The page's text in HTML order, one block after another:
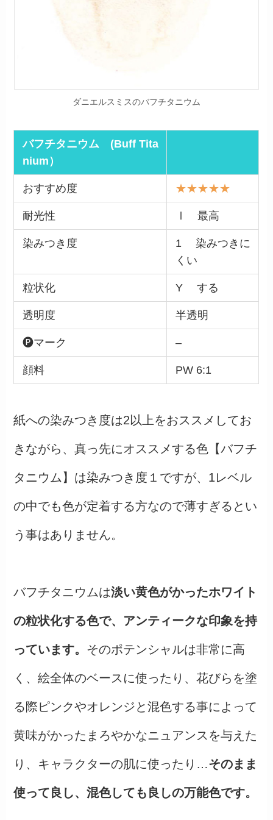
ダニエルスミスのバフチタニウム
バフチタニウム (Buff Tita
nium）
おすすめ度 ★★★★★
耐光性 Ⅰ 最高
染みつき度
1 染みつきに
くい
粒状化 Y する
透明度 半透明
🅟マーク –
顔料 PW 6:1
紙への染みつき度は2以上をおススメしてお
きながら、真っ先にオススメする色【バフチ
タニウム】は染みつき度１ですが、1レベル
の中でも色が定着する方なので薄すぎるとい
う事はありません。
バフチタニウムは淡い黄色がかったホワイト
の粒状化する色で、アンティークな印象を持
っています。 そのポテンシャルは非常に高
く、絵全体のベースに使ったり、花びらを塗
る際ピンクやオレンジと混色する事によって
黄味がかったまろやかなニュアンスを与えた
り、キャラクターの肌に使ったり…そのまま
使って良し、混色しても良しの万能色です。